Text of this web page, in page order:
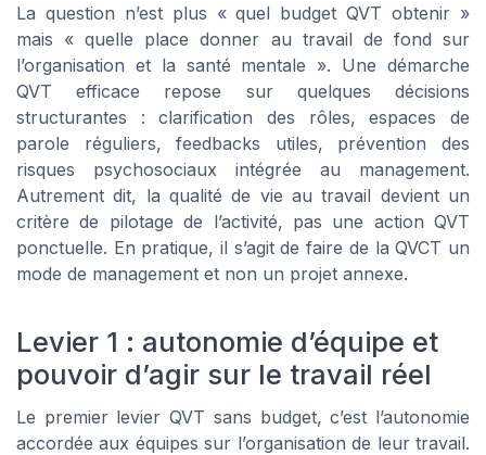
La question n’est plus « quel budget QVT obtenir »
mais « quelle place donner au travail de fond sur
l’organisation et la santé mentale ». Une démarche
QVT efficace repose sur quelques décisions
structurantes : clarification des rôles, espaces de
parole réguliers, feedbacks utiles, prévention des
risques psychosociaux intégrée au management.
Autrement dit, la qualité de vie au travail devient un
critère de pilotage de l’activité, pas une action QVT
ponctuelle. En pratique, il s’agit de faire de la QVCT un
mode de management et non un projet annexe.
Levier 1 : autonomie d’équipe et
pouvoir d’agir sur le travail réel
Le premier levier QVT sans budget, c’est l’autonomie
accordée aux équipes sur l’organisation de leur travail.